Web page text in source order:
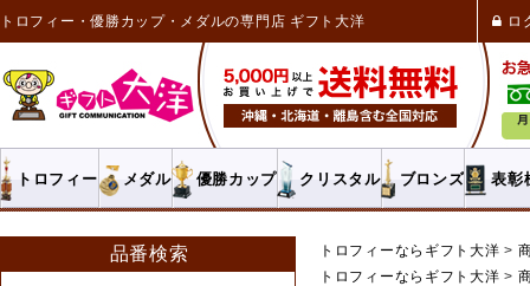
トロフィー・優勝カップ・メダルの専門店 ギフト大洋 ロ
トロフィー メダル 優勝カップ クリスタル ブロンズ 表彰
トロフィーならギフト大洋
トロフィーならギフト大洋
品番検索